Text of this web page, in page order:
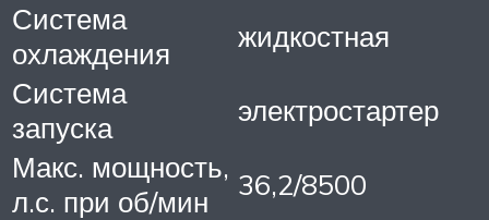
Система
охлаждения
жидкостная
Система
запуска
электростартер
Макс. мощность,
л.с. при об/мин
36,2/8500